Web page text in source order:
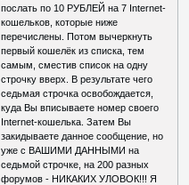
послать по 10 РУБЛЕЙ на 7 Internet-
кошельков, которые ниже
перечислены. Потом вычеркнуть
первый кошелёк из списка, тем
самым, сместив список на одну
строчку вверх. В результате чего
седьмая строчка освобождается,
куда Вы вписываете номер своего
Internet-кошелька. Затем Вы
закидываете данное сообщение, но
уже с ВАШИМИ ДАННЫМИ на
седьмой строчке, на 200 разных
форумов - НИКАКИХ УЛОВОК!!! Я